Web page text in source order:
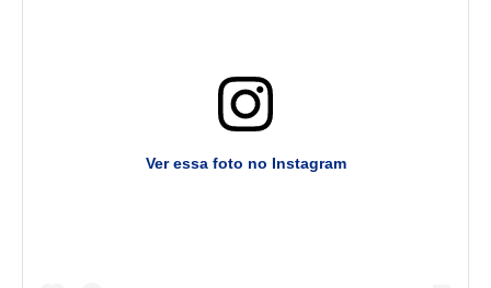
Ver essa foto no Instagram